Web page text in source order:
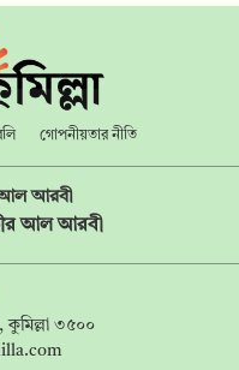
গোপনীয়তার নীতি
আল আরবী
আল আরবী
কুমিল্লা ৩৫০০